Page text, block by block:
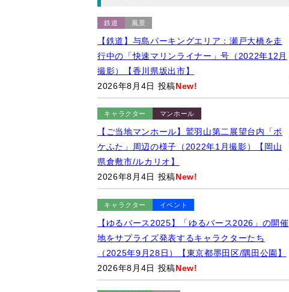
鉄道 風景
【鉄道】与島パーキングエリア：瀬戸大橋を走
行中の「快速マリンライナー」号（2022年12月
撮影）【香川県坂出市】
2026年8月4日 投稿New!
キャラクター マンホール
【ご当地マンホール】鷲羽山第二展望台内「ポ
ケふた」周辺の様子（2022年1月撮影）【岡山
県倉敷市/ルカリオ】
2026年8月4日 投稿New!
キャラクター イベント
【ゆるバース2025】「ゆるバース2026」の開催
地をサプライズ発表するキャラクターたち
（2025年9月28日）【東京都墨田区/隅田公園】
2026年8月4日 投稿New!